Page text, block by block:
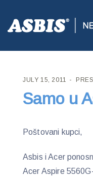
ASBIS CROATIA
JULY 15, 2011
Samo u
Poštovani kupci,
Asbis i Acer
Acer Aspire